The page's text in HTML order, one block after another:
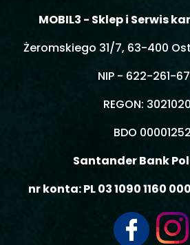
MOBIL3 - Sklep i Serwis
Żeromskiego 31/7, 63-400
NIP - 622-261-
REGON:
BDO
Santander Bank
nr konta: PL 03 1090 1160